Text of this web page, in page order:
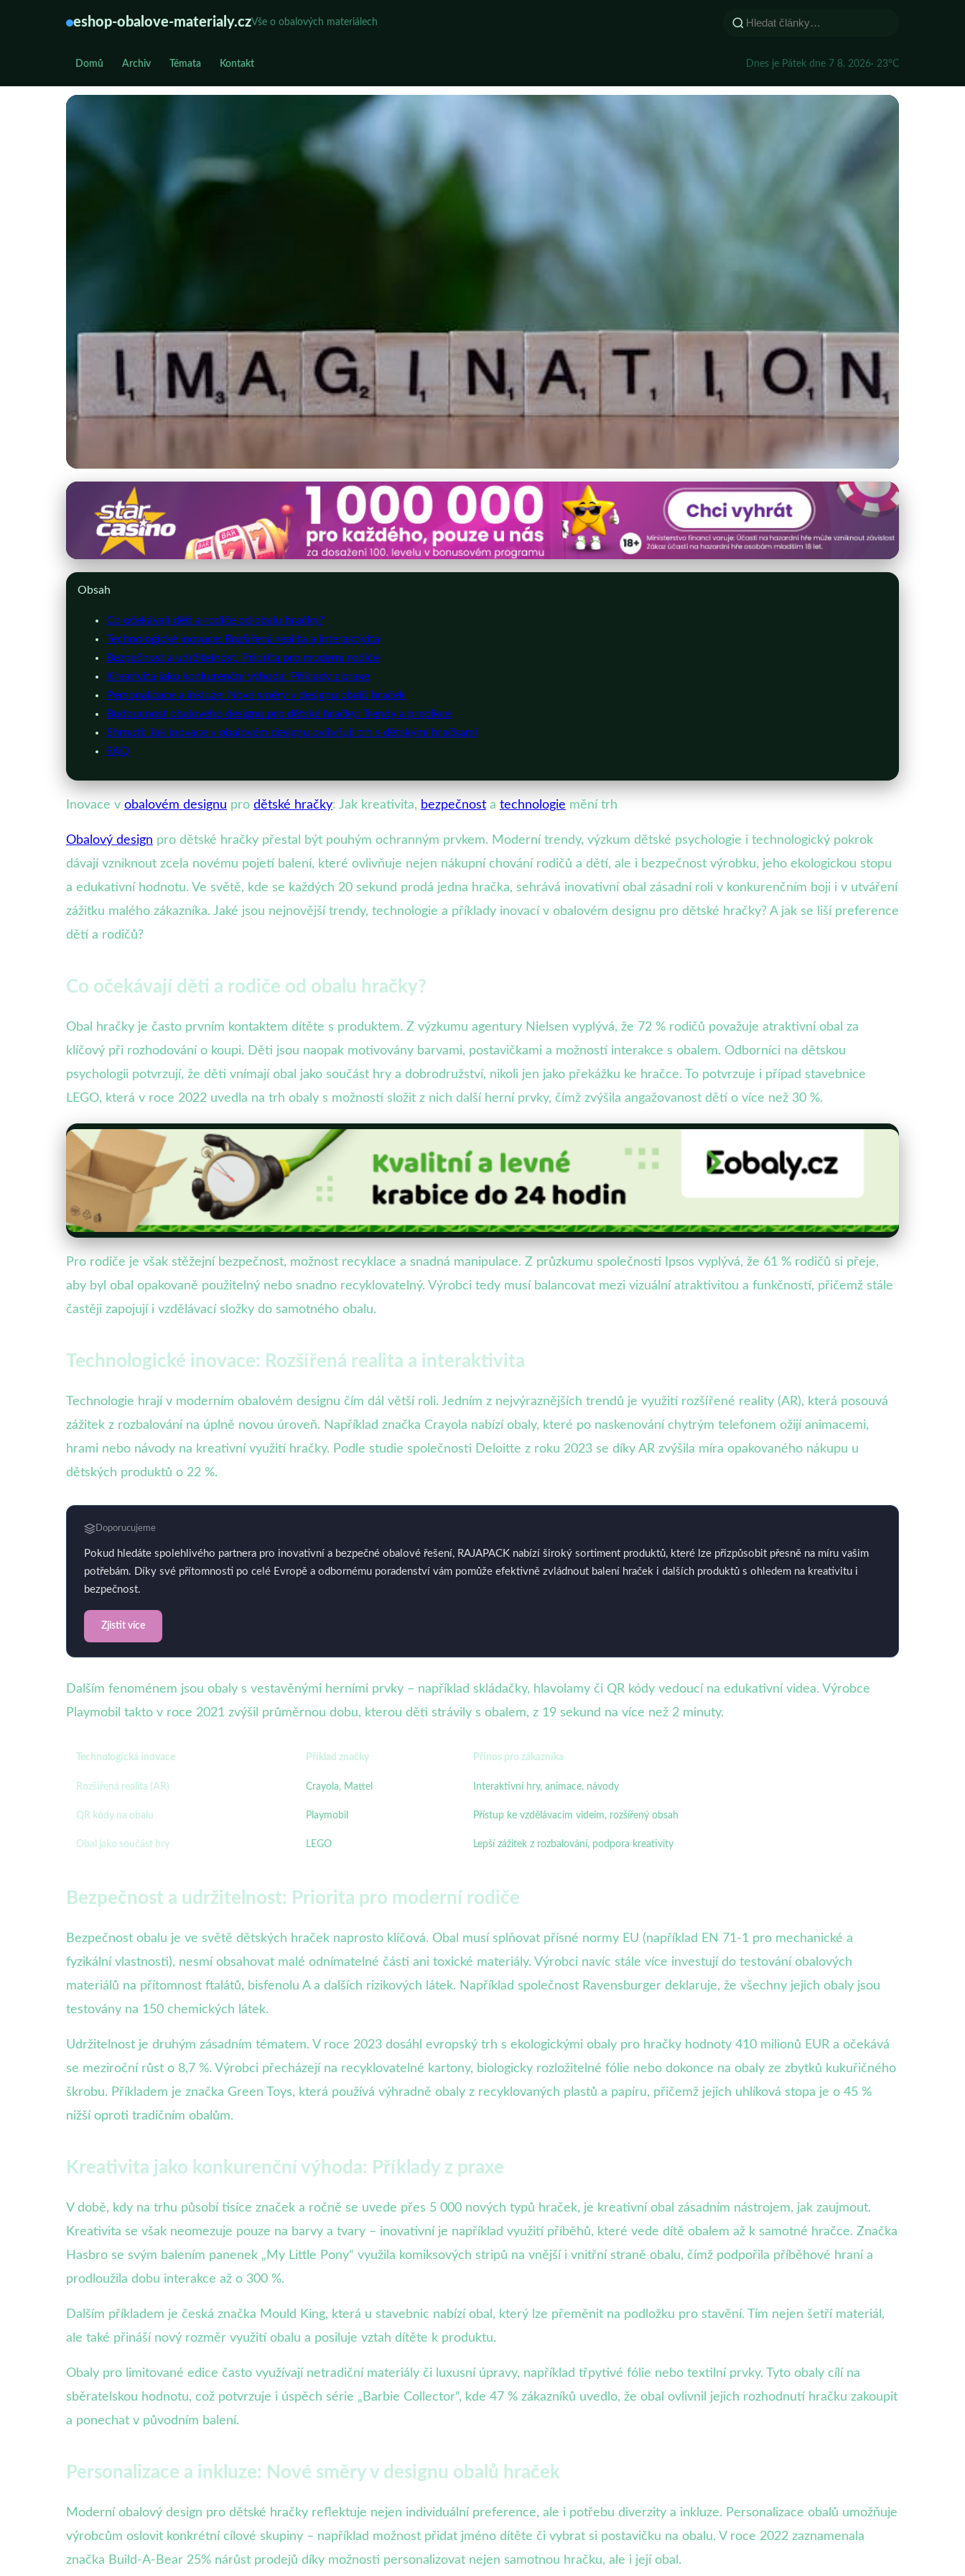
eshop-obalove-materialy.czVše o obalových materiálech
Domů Archiv Témata Kontakt Dnes je Pátek dne 7 8. 2026· 23°C
eshop-obalove-materialy.cz
Inovace v Obalovém Designu Hraček: Bezpečnost, Kreativita a AR
6. 4. 2026· 10 min čtení · Autor: Michaela Svobodová
Obsah
Co očekávají děti a rodiče od obalu hračky?
Technologické inovace: Rozšířená realita a interaktivita
Bezpečnost a udržitelnost: Priorita pro moderní rodiče
Kreativita jako konkurenční výhoda: Příklady z praxe
Personalizace a inkluze: Nové směry v designu obalů hraček
Budoucnost obalového designu pro dětské hračky: Trendy a predikce
Shrnutí: Jak inovace v obalovém designu ovlivňují trh s dětskými hračkami
FAQ
Inovace v obalovém designu pro dětské hračky: Jak kreativita, bezpečnost a technologie mění trh
Obalový design pro dětské hračky přestal být pouhým ochranným prvkem. Moderní trendy, výzkum dětské psychologie i technologický pokrok
dávají vzniknout zcela novému pojetí balení, které ovlivňuje nejen nákupní chování rodičů a dětí, ale i bezpečnost výrobku, jeho ekologickou stopu
a edukativní hodnotu. Ve světě, kde se každých 20 sekund prodá jedna hračka, sehrává inovativní obal zásadní roli v konkurenčním boji i v utváření
zážitku malého zákazníka. Jaké jsou nejnovější trendy, technologie a příklady inovací v obalovém designu pro dětské hračky? A jak se liší preference
dětí a rodičů?
Co očekávají děti a rodiče od obalu hračky?
Obal hračky je často prvním kontaktem dítěte s produktem. Z výzkumu agentury Nielsen vyplývá, že 72 % rodičů považuje atraktivní obal za
klíčový při rozhodování o koupi. Děti jsou naopak motivovány barvami, postavičkami a možností interakce s obalem. Odborníci na dětskou
psychologii potvrzují, že děti vnímají obal jako součást hry a dobrodružství, nikoli jen jako překážku ke hračce. To potvrzuje i případ stavebnice
LEGO, která v roce 2022 uvedla na trh obaly s možností složit z nich další herní prvky, čímž zvýšila angažovanost dětí o více než 30 %.
Pro rodiče je však stěžejní bezpečnost, možnost recyklace a snadná manipulace. Z průzkumu společnosti Ipsos vyplývá, že 61 % rodičů si přeje,
aby byl obal opakovaně použitelný nebo snadno recyklovatelný. Výrobci tedy musí balancovat mezi vizuální atraktivitou a funkčností, přičemž stále
častěji zapojují i vzdělávací složky do samotného obalu.
Technologické inovace: Rozšířená realita a interaktivita
Technologie hrají v moderním obalovém designu čím dál větší roli. Jedním z nejvýraznějších trendů je využití rozšířené reality (AR), která posouvá
zážitek z rozbalování na úplně novou úroveň. Například značka Crayola nabízí obaly, které po naskenování chytrým telefonem ožijí animacemi,
hrami nebo návody na kreativní využití hračky. Podle studie společnosti Deloitte z roku 2023 se díky AR zvýšila míra opakovaného nákupu u
dětských produktů o 22 %.
Doporucujeme
Pokud hledáte spolehlivého partnera pro inovativní a bezpečné obalové řešení, RAJAPACK nabízí široký sortiment produktů, které lze přizpůsobit přesně na míru vašim
potřebám. Díky své přítomnosti po celé Evropě a odbornému poradenství vám pomůže efektivně zvládnout balení hraček i dalších produktů s ohledem na kreativitu i
bezpečnost.
Zjistit více
Dalším fenoménem jsou obaly s vestavěnými herními prvky – například skládačky, hlavolamy či QR kódy vedoucí na edukativní videa. Výrobce
Playmobil takto v roce 2021 zvýšil průměrnou dobu, kterou děti strávily s obalem, z 19 sekund na více než 2 minuty.
Technologická inovace Příklad značky Přínos pro zákazníka
Rozšířená realita (AR) Crayola, Mattel Interaktivní hry, animace, návody
QR kódy na obalu Playmobil Přístup ke vzdělávacím videím, rozšířený obsah
Obal jako součást hry LEGO Lepší zážitek z rozbalování, podpora kreativity
Bezpečnost a udržitelnost: Priorita pro moderní rodiče
Bezpečnost obalu je ve světě dětských hraček naprosto klíčová. Obal musí splňovat přísné normy EU (například EN 71-1 pro mechanické a
fyzikální vlastnosti), nesmí obsahovat malé odnímatelné části ani toxické materiály. Výrobci navíc stále více investují do testování obalových
materiálů na přítomnost ftalátů, bisfenolu A a dalších rizikových látek. Například společnost Ravensburger deklaruje, že všechny jejich obaly jsou
testovány na 150 chemických látek.
Udržitelnost je druhým zásadním tématem. V roce 2023 dosáhl evropský trh s ekologickými obaly pro hračky hodnoty 410 milionů EUR a očekává
se meziroční růst o 8,7 %. Výrobci přecházejí na recyklovatelné kartony, biologicky rozložitelné fólie nebo dokonce na obaly ze zbytků kukuřičného
škrobu. Příkladem je značka Green Toys, která používá výhradně obaly z recyklovaných plastů a papíru, přičemž jejich uhlíková stopa je o 45 %
nižší oproti tradičním obalům.
Kreativita jako konkurenční výhoda: Příklady z praxe
V době, kdy na trhu působí tisíce značek a ročně se uvede přes 5 000 nových typů hraček, je kreativní obal zásadním nástrojem, jak zaujmout.
Kreativita se však neomezuje pouze na barvy a tvary – inovativní je například využití příběhů, které vede dítě obalem až k samotné hračce. Značka
Hasbro se svým balením panenek „My Little Pony“ využila komiksových stripů na vnější i vnitřní straně obalu, čímž podpořila příběhové hraní a
prodloužila dobu interakce až o 300 %.
Dalším příkladem je česká značka Mould King, která u stavebnic nabízí obal, který lze přeměnit na podložku pro stavění. Tím nejen šetří materiál,
ale také přináší nový rozměr využití obalu a posiluje vztah dítěte k produktu.
Obaly pro limitované edice často využívají netradiční materiály či luxusní úpravy, například třpytivé fólie nebo textilní prvky. Tyto obaly cílí na
sběratelskou hodnotu, což potvrzuje i úspěch série „Barbie Collector“, kde 47 % zákazníků uvedlo, že obal ovlivnil jejich rozhodnutí hračku zakoupit
a ponechat v původním balení.
Personalizace a inkluze: Nové směry v designu obalů hraček
Moderní obalový design pro dětské hračky reflektuje nejen individuální preference, ale i potřebu diverzity a inkluze. Personalizace obalů umožňuje
výrobcům oslovit konkrétní cílové skupiny – například možnost přidat jméno dítěte či vybrat si postavičku na obalu. V roce 2022 zaznamenala
značka Build-A-Bear 25% nárůst prodejů díky možnosti personalizovat nejen samotnou hračku, ale i její obal.